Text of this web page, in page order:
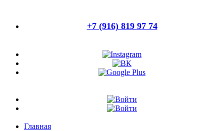
+7 (916) 819 97 74
Главная